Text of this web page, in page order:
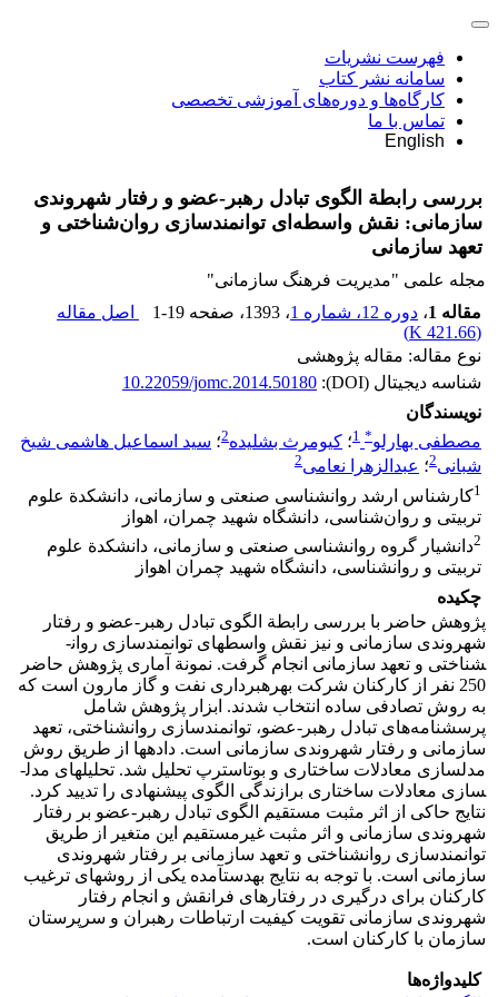
فهرست نشریات
سامانه نشر کتاب
کارگاه‌ها و دوره‌های آموزشی تخصصی
تماس با ما
English
بررسی رابطة الگوی تبادل رهبر-عضو و رفتار شهروندی
سازمانی: نقش واسطه‌ای توانمندسازی روان‌شناختی و
تعهد سازمانی
مجله علمی "مدیریت فرهنگ سازمانی"
مقاله 1
، دوره 12، شماره 1 ، 1393 ، صفحه 1-19
اصل مقاله
(
421.66 K
)
نوع مقاله: مقاله پژوهشی
شناسه دیجیتال (DOI):
10.22059/jomc.2014.50180
نویسندگان
مصطفی بهارلو*
1؛ کیومرث بشلیده2؛ سید اسماعیل هاشمی شیخ
شبانی2؛ عبدالزهرا نعامی2
1کارشناس ارشد روانشناسی صنعتی و سازمانی، دانشکدة علوم
تربیتی و روان‌شناسی، دانشگاه شهید چمران، اهواز
2دانشیار گروه روانشناسی صنعتی و سازمانی، دانشکدة علوم
تربیتی و روانشناسی، دانشگاه شهید چمران اهواز
چکیده
پژوهش حاضر با بررسی رابطة الگوی تبادل رهبر-عضو و رفتار
شهروندی سازمانی و نیز نقش واسطه­ای توانمندسازی روان­
شناختی و تعهد سازمانی انجام گرفت. نمونة آماری پژوهش حاضر
250 نفر از کارکنان شرکت بهره­برداری نفت و گاز مارون است که
به روش تصادفی ساده انتخاب شدند. ابزار پژوهش شامل
پرسشنامه‌های تبادل رهبر-عضو، توانمندسازی روان­شناختی، تعهد
سازمانی و رفتار شهروندی سازمانی است. داده­ها از طریق روش
مدل­سازی معادلات ساختاری و بوت­استرپ تحلیل شد. تحلیل­های مدل­
سازی معادلات ساختاری برازندگی الگوی پیشنهادی را تدیید کرد.
نتایج حاکی از اثر مثبت مستقیم الگوی تبادل رهبر-عضو بر رفتار
شهروندی سازمانی و اثر مثبت غیرمستقیم این متغیر از طریق
توانمندسازی روان­شناختی و تعهد سازمانی بر رفتار شهروندی
سازمانی است. با توجه به نتایج به­دست­آمده یکی از روش­های ترغیب
کارکنان برای درگیری در رفتارهای فرانقش و انجام رفتار
شهروندی سازمانی تقویت کیفیت ارتباطات رهبران و سرپرستان
سازمان با کارکنان است.
کلیدواژه‌ها